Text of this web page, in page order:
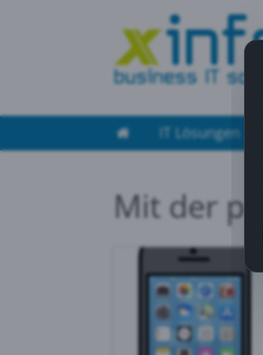
IT Lösungen
Mit der